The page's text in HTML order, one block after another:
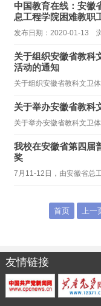
中国教育在线：安徽
息工程学院困难教职
发布日期：2020-01-13
关于组织安徽省教科
活动的通知
关于组织安徽省教科文卫
关于举办安徽省教科
关于举办安徽省教科文卫
我校在安徽省第四届
奖
7月11-12日，由安徽省总
首页 上一
友情链接